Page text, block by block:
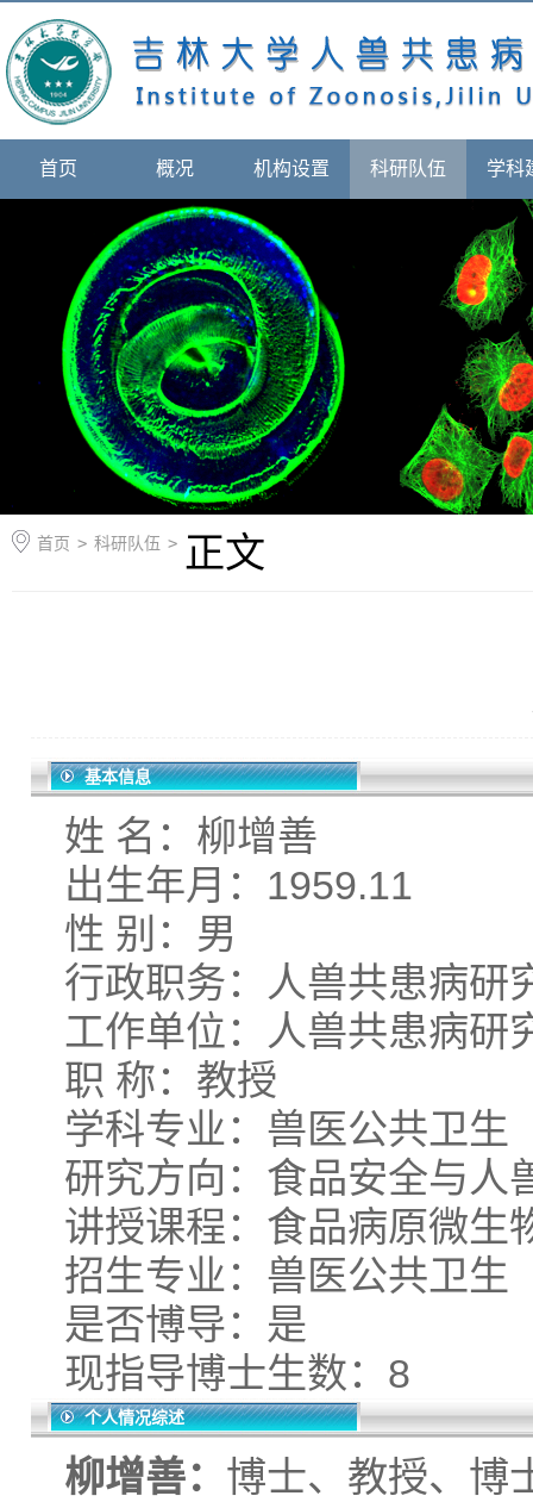
首页 概况 机构设置 科研队伍 学科
首页 > 科研队伍 > 正文
基本信息
姓 名：柳增善
出生年月：1959.11
性 别：男
行政职务：人兽共患病研
工作单位：人兽共患病研
职 称：教授
学科专业：兽医公共卫生
研究方向：食品安全与人
讲授课程：食品病原微生
招生专业：兽医公共卫生
是否博导：是
现指导博士生数：8
个人情况综述
柳增善： 博士、教授、博